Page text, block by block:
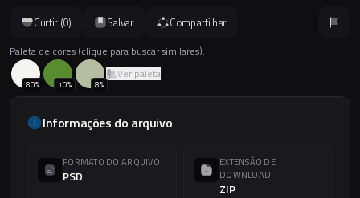
Curtir (0) Salvar Compartilhar
Paleta de cores (clique para buscar similares):
80% 10% 8%
Ver paleta
Informações do arquivo
FORMATO DO ARQUIVO
PSD
EXTENSÃO DE
DOWNLOAD
ZIP